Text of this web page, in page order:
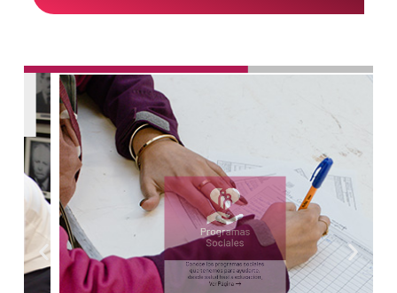
Programas
Sociales